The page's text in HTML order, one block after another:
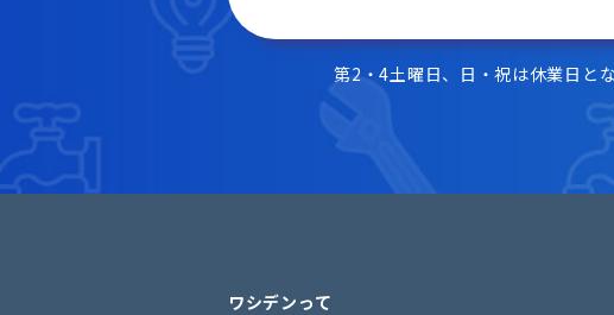
第2・4土曜日、日・祝は休業日と
ワシデンって